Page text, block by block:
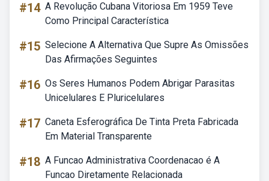
#14 A Revolução Cubana Vitoriosa Em 1959 Teve
Como Principal Característica
#15 Selecione A Alternativa Que Supre As Omissões
Das Afirmações Seguintes
#16 Os Seres Humanos Podem Abrigar Parasitas
Unicelulares E Pluricelulares
#17 Caneta Esferográfica De Tinta Preta Fabricada
Em Material Transparente
#18 A Funcao Administrativa Coordenacao é A
Funcao Diretamente Relacionada